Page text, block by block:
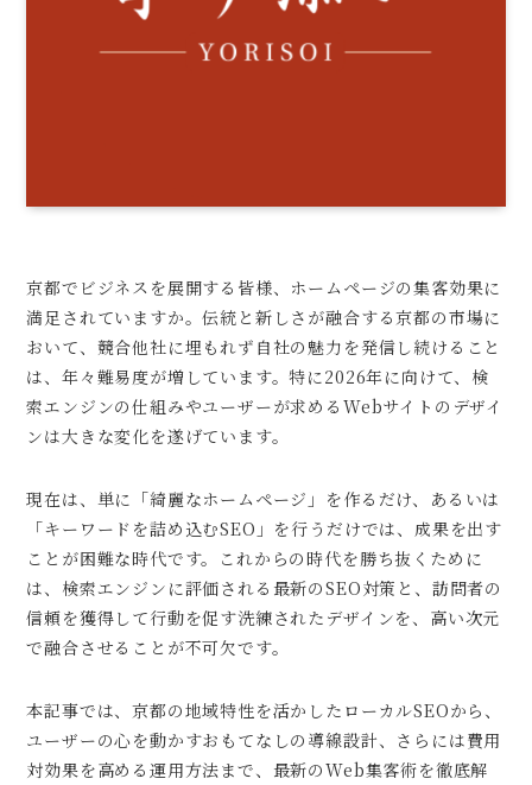
京都でビジネスを展開する皆様、ホームページの集客効果に
満足されていますか。伝統と新しさが融合する京都の市場に
おいて、競合他社に埋もれず自社の魅力を発信し続けること
は、年々難易度が増しています。特に2026年に向けて、検
索エンジンの仕組みやユーザーが求めるWebサイトのデザイ
ンは大きな変化を遂げています。
現在は、単に「綺麗なホームページ」を作るだけ、あるいは
「キーワードを詰め込むSEO」を行うだけでは、成果を出す
ことが困難な時代です。これからの時代を勝ち抜くために
は、検索エンジンに評価される最新のSEO対策と、訪問者の
信頼を獲得して行動を促す洗練されたデザインを、高い次元
で融合させることが不可欠です。
本記事では、京都の地域特性を活かしたローカルSEOから、
ユーザーの心を動かすおもてなしの導線設計、さらには費用
対効果を高める運用方法まで、最新のWeb集客術を徹底解